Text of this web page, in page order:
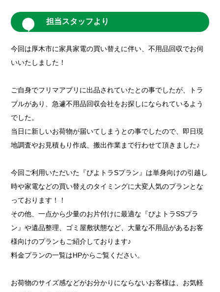
担当スタッフより
今回は厚木市に家具家電の買い替えに伴い、不用品回収でお伺
いいたしました！
ご自身でフリマアプリに出品されていたとの事でしたが、トラ
ブルがあり、急遽不用品回収会社をお探しになられているよう
でした。
当日に新しいお荷物が届いてしまうとの事でしたので、即日現
地調査やお見積もり作成、搬出作業まで行わせて頂きました♪
今回ご利用いただいた『ぴよトラSプラン』は単身向けの引越し
時や家電などの買い替えのタイミングに大変人気のプランとな
っております！！
その他、一点から少量のお片付けに最適な『ぴよトラSSプラ
ン』や遺品整理、ゴミ屋敷状態など、大量な不用品があるお客
様向けのプランもご紹介しております♪
料金プランの一覧はHPからご覧ください。
お荷物のサイズ感などがお分かりにならないお客様は、お気軽